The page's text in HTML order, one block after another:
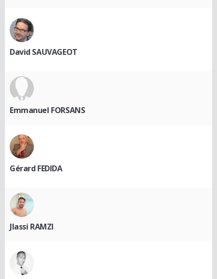
David SAUVAGEOT
Emmanuel FORSANS
Gérard FEDIDA
Jlassi RAMZI